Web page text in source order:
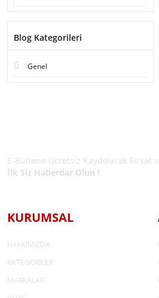
Blog Kategorileri
Genel
E-Bültene Ücretsiz Kaydolarak Fırsat
İlk Siz Haberdar Olun !
KURUMSAL
HAKKIMIZDA
KATEGORİLER
MARKALAR